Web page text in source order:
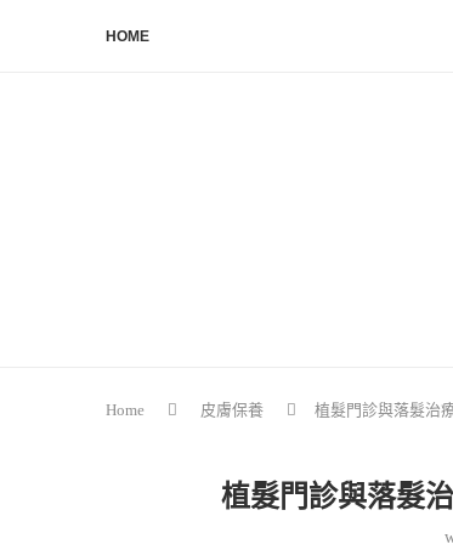
HOME
Home 皮膚保養 植髮門診與落髮治
植髮門診與落髮